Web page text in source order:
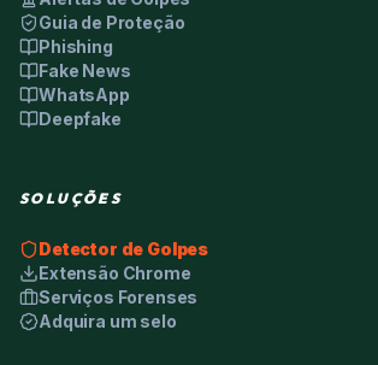
Guia de Proteção
Phishing
Fake News
WhatsApp
Deepfake
SOLUÇÕES
Detector de Golpes
Extensão Chrome
Serviços Forenses
Adquira um selo